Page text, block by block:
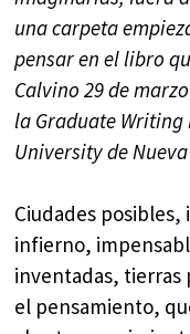
una carpeta
pensar en el libro
Calvino 29 de
la Graduate
University de
Ciudades
infierno,
inventadas, tierras
el pensamiento,